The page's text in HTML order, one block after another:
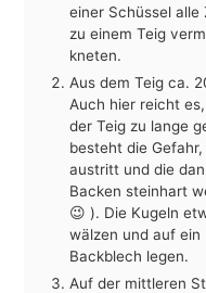
einer Schüssel
zu einem Teig
kneten.
Aus dem Teig ca.
Auch hier reicht
der Teig zu lange
besteht die
austritt und die
Backen steinhart
😉 ). Die Kugeln
wälzen und auf
Backblech legen.
Auf der mittleren